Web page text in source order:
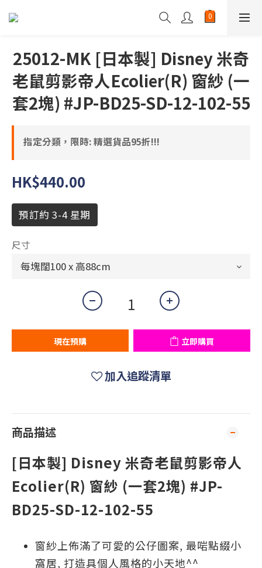
25012-MK [日本製] Disney 米奇
老鼠剪影帝人Ecolier(R) 窗紗 (一
套2塊) #JP-BD25-SD-12-102-55
指定分類，限時: 精選貨品95折!!!
HK$440.00
預訂約 3-4 星期
尺寸
現在預購 立即購買
加入追蹤清單
商品描述
[日本製] Disney 米奇老鼠剪影帝人
Ecolier(R) 窗紗 (一套2塊) #JP-
BD25-SD-12-102-55
窗紗上佈滿了可愛的公仔圖案, 最啱點綴小
窩居, 打造具個人風格的小天地^^